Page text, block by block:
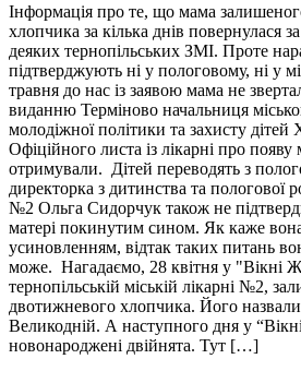
Інформація про те, що мама
хлопчика за кілька днів повернулася
деяких тернопільських ЗМІ. Проте
підтверджують ні у пологовому, ні у
травня до нас із заявою мама не
виданню Терміново начальниця
молодіжної політики та захисту дітей
Офіційного листа із лікарні про
отримували. Дітей переводять з
директорка з дитинства та пологової
№2 Ольга Сидорчук також не
матері покинутим сином. Як каже
усиновленням, відтак таких питань
може. Нагадаємо, 28 квітня у "Вікні
тернопільській міській лікарні №2,
двотижневого хлопчика. Його
Великодній. А наступного дня у
новонароджені двійнята. Тут […]